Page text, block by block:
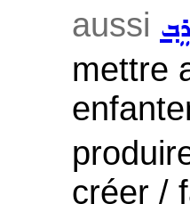
aussi
mettre
créer /